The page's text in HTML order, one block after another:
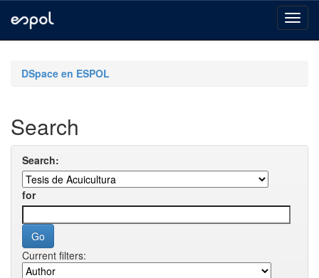
navigationDSpace en ESPOL
Search
Search:
for
Current filters: